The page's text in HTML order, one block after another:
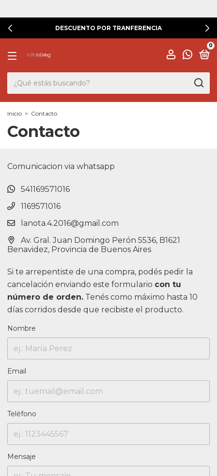
DESCUENTO POR TRANFERENCIA
0
Inicio > Contacto
Contacto
Comunicacion via whatsapp
541169571016
1169571016
lanota.4.2016@gmail.com
Av. Gral. Juan Domingo Perón 5536, B1621
Benavidez, Provincia de Buenos Aires
Si te arrepentiste de una compra, podés pedir la
cancelación enviando este formulario con tu
número de orden. Tenés como máximo hasta 10
días corridos desde que recibiste el producto.
Nombre
Email
Teléfono
Mensaje